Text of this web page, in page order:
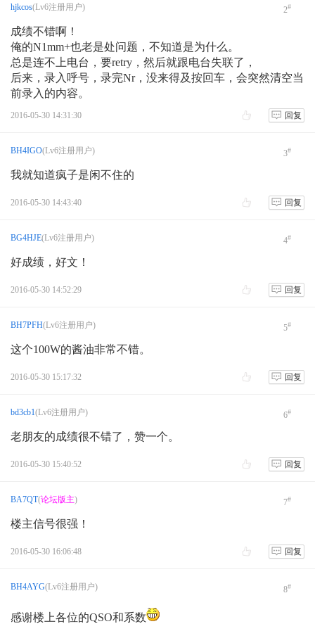
hjkcos(Lv6注册用户) 2#
成绩不错啊！
俺的N1mm+也老是处问题，不知道是为什么。
总是连不上电台，要retry，然后就跟电台失联了，
后来，录入呼号，录完Nr，没来得及按回车，会突然清空当
前录入的内容。
2016-05-30 14:31:30 回复
BH4IGO(Lv6注册用户) 3#
我就知道疯子是闲不住的
2016-05-30 14:43:40 回复
BG4HJE(Lv6注册用户) 4#
好成绩，好文！
2016-05-30 14:52:29 回复
BH7PFH(Lv6注册用户) 5#
这个100W的酱油非常不错。
2016-05-30 15:17:32 回复
bd3cb1(Lv6注册用户) 6#
老朋友的成绩很不错了，赞一个。
2016-05-30 15:40:52 回复
BA7QT(论坛版主) 7#
楼主信号很强！
2016-05-30 16:06:48 回复
BH4AYG(Lv6注册用户) 8#
感谢楼上各位的QSO和系数